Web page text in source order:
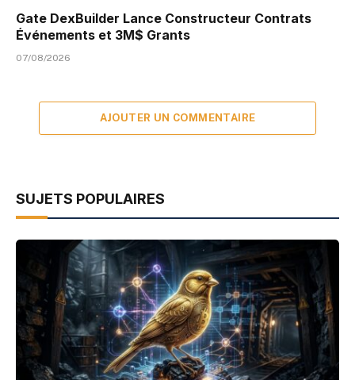
Gate DexBuilder Lance Constructeur Contrats
Événements et 3M$ Grants
07/08/2026
AJOUTER UN COMMENTAIRE
SUJETS POPULAIRES